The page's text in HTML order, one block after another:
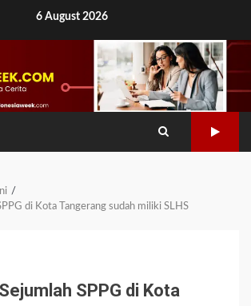
6 August 2026
di Kota Tangerang sudah miliki SLHS
SPPG di Kota